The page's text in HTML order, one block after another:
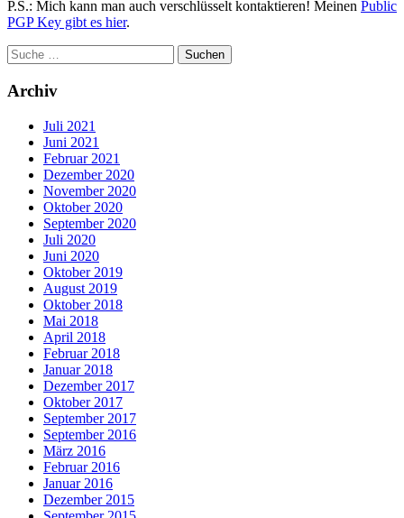
P.S.: Mich kann man auch verschlüsselt kontaktieren! Meinen Public
PGP Key gibt es hier.
Archiv
Juli 2021
Juni 2021
Februar 2021
Dezember 2020
November 2020
Oktober 2020
September 2020
Juli 2020
Juni 2020
Oktober 2019
August 2019
Oktober 2018
Mai 2018
April 2018
Februar 2018
Januar 2018
Dezember 2017
Oktober 2017
September 2017
September 2016
März 2016
Februar 2016
Januar 2016
Dezember 2015